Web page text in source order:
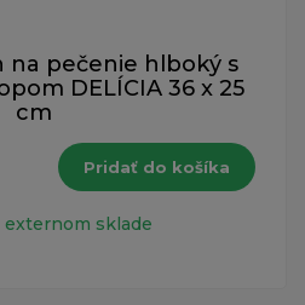
na pečenie hlboký s
DELÍCIA 36 x 25
cm
Pridať do košíka
externom sklade